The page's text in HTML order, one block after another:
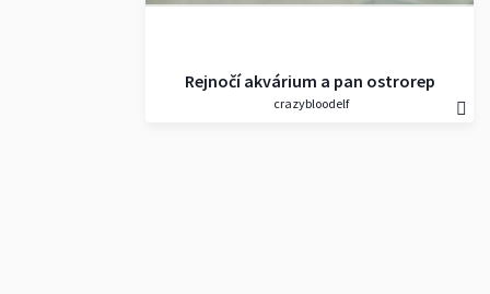
Rejnočí akvárium a pan ostrorep
americký
crazybloodelf